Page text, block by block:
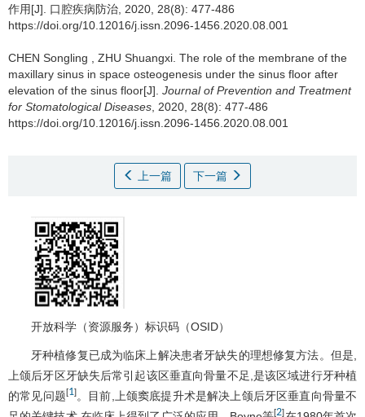
作用[J]. 口腔疾病防治, 2020, 28(8): 477-486
https://doi.org/10.12016/j.issn.2096-1456.2020.08.001
CHEN Songling ZHU Shuangxi The role of the membrane of the
maxillary sinus in space osteogenesis under the sinus floor after
elevation of the sinus floor[J]. Journal of Prevention and Treatment
for Stomatological Diseases , 2020, 28(8): 477-486
https://doi.org/10.12016/j.issn.2096-1456.2020.08.001
上一篇 下一篇
开放科学（资源服务）标识码（OSID）
牙种植修复已成为临床上解决患者牙缺失的理想修复方法。但是,
上颌后牙区牙缺失后常引起该区垂直向骨量不足,是该区域进行牙种植
的常见问题[1]。目前,上颌窦底提升术是解决上颌后牙区垂直向骨量不
[2]